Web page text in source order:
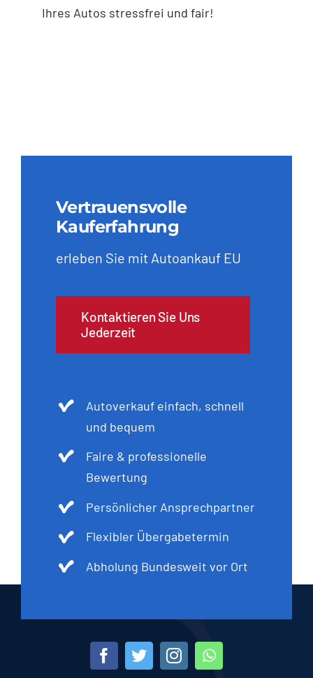
Ihres Autos stressfrei und fair!
Vertrauensvolle
Kauferfahrung
erleben Sie mit Autoankauf EU
Kontaktieren Sie Uns
Jederzeit
Autoverkauf einfach, schnell
und bequem
Faire & professionelle
Bewertung
Persönlicher Ansprechpartner
Flexibler Übergabetermin
Abholung Bundesweit vor Ort